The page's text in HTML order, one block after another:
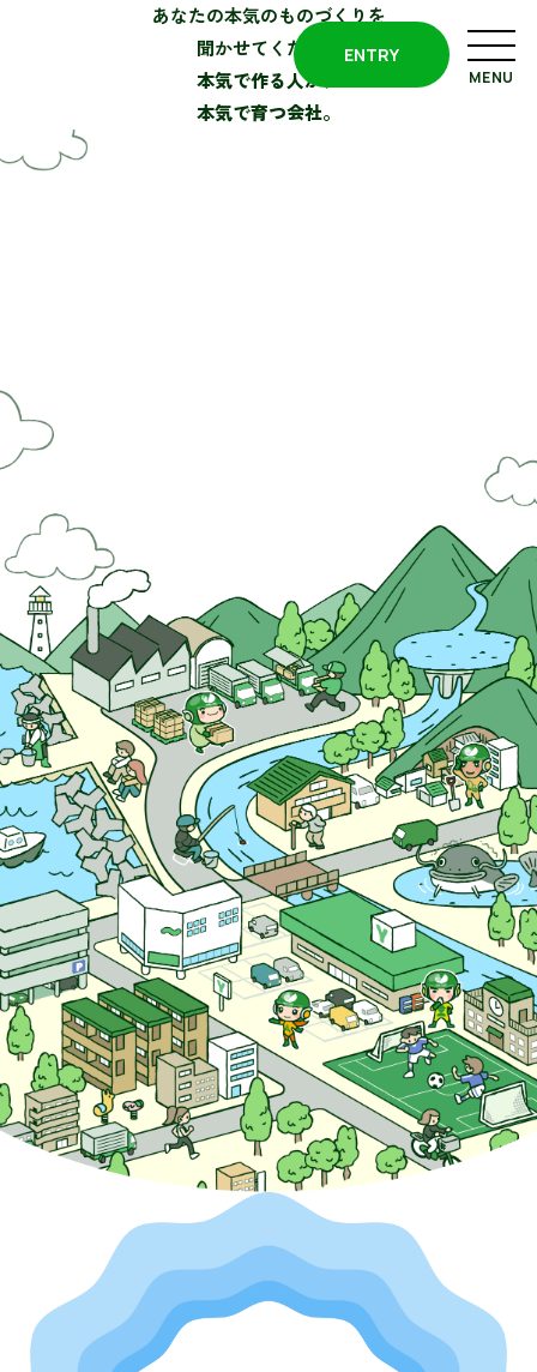
ENTRY
あなたの本気のものづくりを
聞かせてください
本気で作る人が、
本気で育つ会社。